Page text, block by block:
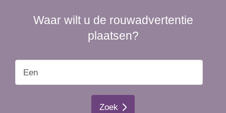
Waar wilt u de rouwadvertentie
plaatsen?
Zoek